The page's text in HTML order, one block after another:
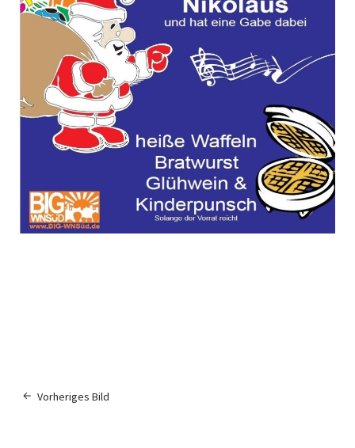
Vorheriges Bild